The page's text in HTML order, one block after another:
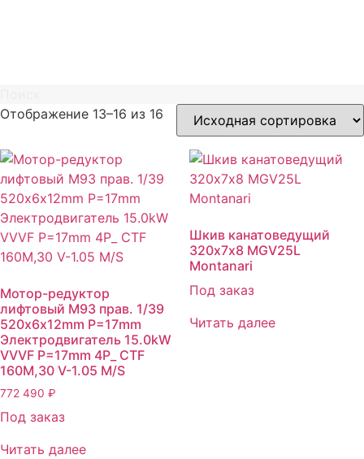
Отображение 13–16 из 16
Мотор-редуктор
лифтовый M93 прав. 1/39
520х6x12mm P=17mm
Электродвигатель 15.0kW
VVVF P=17mm 4P_ CTF
160M,30 V-1.05 M/S
772 490 ₽
Под заказ
Читать далее
Шкив канатоведущий
320х7х8 MGV25L
Montanari
Под заказ
Читать далее